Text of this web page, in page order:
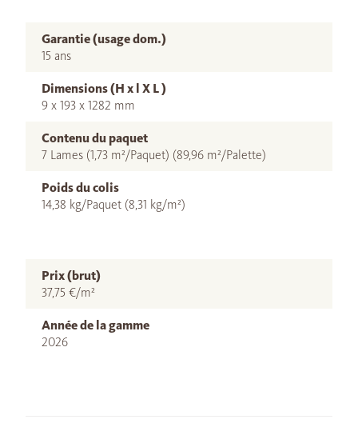
Garantie (usage dom.)
15 ans
Dimensions (H x l X L )
9 x 193 x 1282 mm
Contenu du paquet
7 Lames (1,73 m²/Paquet) (89,96 m²/Palette)
Poids du colis
14,38 kg/Paquet (8,31 kg/m²)
Prix (brut)
37,75 €/m²
Année de la gamme
2026